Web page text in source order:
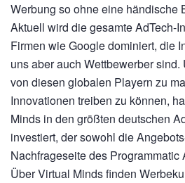
Werbung so ohne eine händische
Aktuell wird die gesamte AdTech-
Firmen wie Google dominiert, die
uns aber auch Wettbewerber
von diesen globalen Playern zu
Innovationen treiben zu können,
Minds in den größten deutschen
investiert, der sowohl die
Nachfrageseite des Programmatic
Über Virtual Minds finden